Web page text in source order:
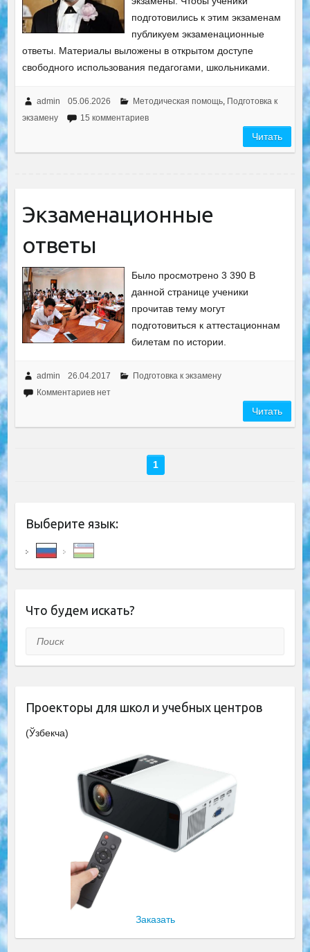
подготовились к этим экзаменам
публикуем экзаменационные
ответы. Материалы выложены в открытом доступе
свободного использования педагогами, школьниками.
admin 05.06.2026 Методическая помощь, Подготовка к
экзамену
15 комментариев
Читать
Экзаменационные
ответы
Было просмотрено 3 390 В
данной странице ученики
прочитав тему могут
подготовиться к аттестационнам
билетам по истории.
admin 26.04.2017
Подготовка к экзамену
Комментариев нет
Читать
1
Выберите язык:
Что будем искать?
Поиск
Проекторы для школ и учебных центров
(Ўзбекча)
Заказать